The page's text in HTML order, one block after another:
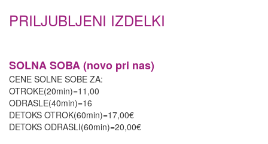
PRILJUBLJENI IZDELKI
SOLNA SOBA (novo pri nas)
CENE SOLNE SOBE ZA:
OTROKE(20min)=11,00
ODRASLE(40min)=16
DETOKS OTROK(60min)=17,00€
DETOKS ODRASLI(60min)=20,00€